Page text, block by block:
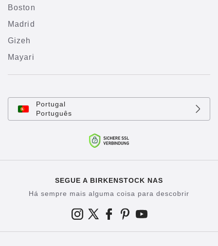
Boston
Madrid
Gizeh
Mayari
Portugal
Português
SEGUE A BIRKENSTOCK NAS
Há sempre mais alguma coisa para descobrir